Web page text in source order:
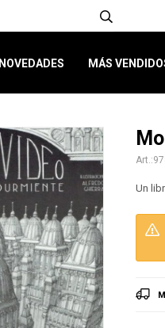
NOVEDADES MÁS
Un